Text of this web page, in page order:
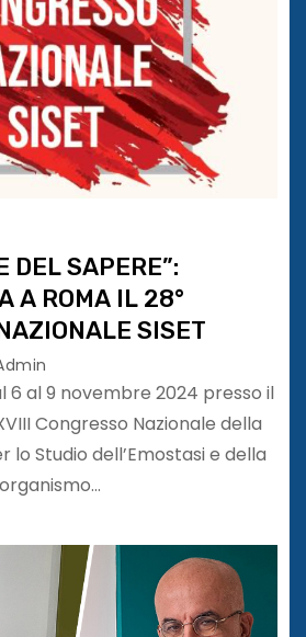
DEL SAPERE”:
A ROMA IL 28°
SISET
6 al 9 novembre 2024 presso il
Congresso Nazionale della
lo Studio dell’Emostasi e della